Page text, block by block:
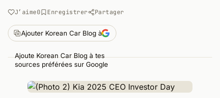
J’aime0 Enregistrer Partager
Ajouter Korean Car Blog à
Ajoute Korean Car Blog à tes
sources préférées sur Google